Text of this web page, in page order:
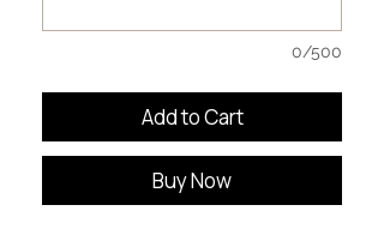
0/500
Add to Cart
Buy Now